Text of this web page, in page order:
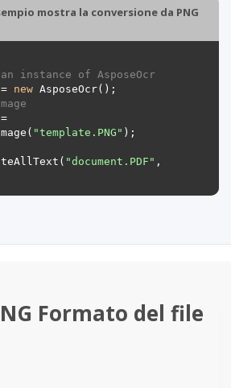
mostra la conversione da PNG
of AsposeOcr
= new AsposeOcr();
=
( "template.PNG" );
( "document.PDF" ,
Formato del file